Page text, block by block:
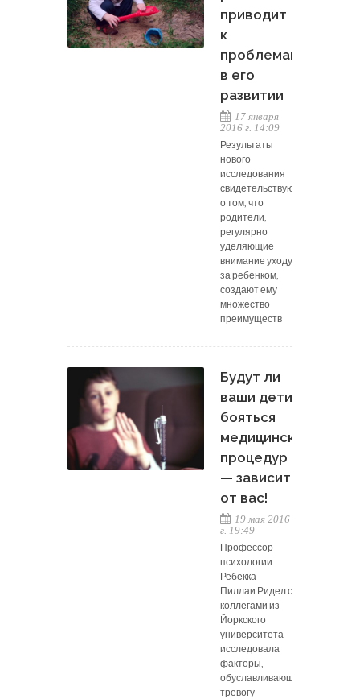
приводит
к
проблемам
в его
развитии
17 января
2016 г. 14:09
Результаты
нового
исследования
свидетельствуют
о том, что
родители,
регулярно
уделяющие
внимание уходу
за ребенком,
создают ему
множество
преимуществ
Будут ли
ваши дети
бояться
медицинских
процедур
— зависит
от вас!
19 мая 2016
г. 19:49
Профессор
психологии
Ребекка
Пиллаи Ридел с
коллегами из
Йоркского
университета
исследовала
факторы,
обуславливающие
тревогу